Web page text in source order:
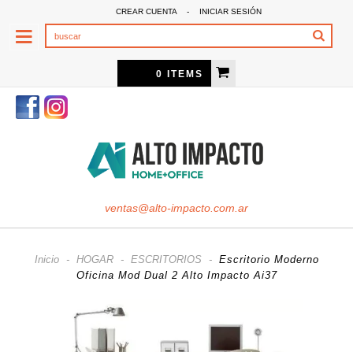
CREAR CUENTA - INICIAR SESIÓN
0 ITEMS
ventas@alto-impacto.com.ar
Inicio - HOGAR - ESCRITORIOS -
Escritorio Moderno
Oficina Mod Dual 2 Alto Impacto Ai37